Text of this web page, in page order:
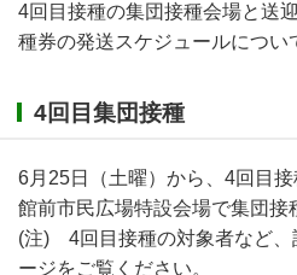
4回目接種の集団接種会場と送
種券の発送スケジュールについ
4回目集団接種
6月25日（土曜）から、4回目
館前市民広場特設会場で集団接
(注) 4回目接種の対象者など、
ージをご覧ください。